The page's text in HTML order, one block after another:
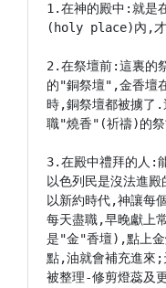
1.在神的殿中:就是
(holy place)內,才
2.在祭壇前:這裏的
的"銅祭壇",金香壇
時,銅祭壇都被擄了.
職"燒香"(祈禱)的祭
3.在殿中禮拜的人:
以色列民是沒法進
以新約時代,神讓每
每天盡職,早晚獻上
是"金"香壇),點上金
點,油就會補充進來;
被整理-修剪燈蕊及